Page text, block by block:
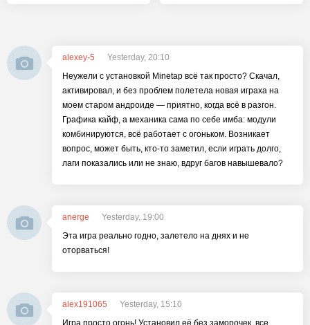
alexey-5
Yesterday, 20:10
Неужели с установкой Minetap всё так просто? Скачал,
активировал, и без проблем полетела новая играха на
моем старом андроиде — приятно, когда всё в разгон.
Графика кайф, а механика сама по себе имба: модули
комбинируются, всё работает с огоньком. Возникает
вопрос, может быть, кто-то заметил, если играть долго,
лаги показались или не знаю, вдруг багов навышевало?
anerge
Yesterday, 19:00
Эта игра реально годно, залетело на днях и не
оторваться!
alex191065
Yesterday, 15:10
Игра просто огонь! Установил её без заморочек, все